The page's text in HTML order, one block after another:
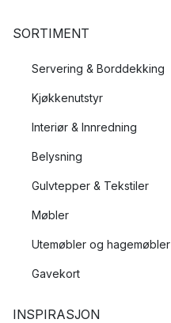
SORTIMENT
Servering & Borddekking
Kjøkkenutstyr
Interiør & Innredning
Belysning
Gulvtepper & Tekstiler
Møbler
Utemøbler og hagemøbler
Gavekort
INSPIRASJON